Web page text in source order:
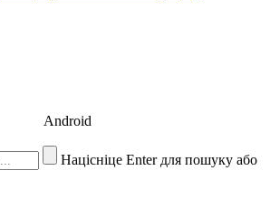
Android
Націсніце Enter для пошуку або